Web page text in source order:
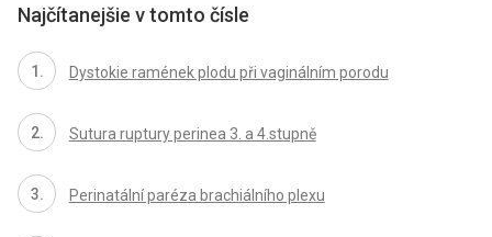
Najčítanejšie v tomto čísle
Dystokie ramének plodu při vaginálním porodu
Sutura ruptury perinea 3. a 4.stupně
Perinatální paréza brachiálního plexu